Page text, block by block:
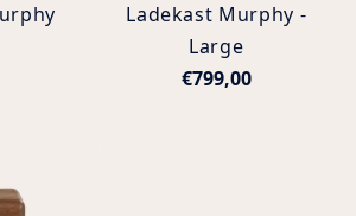
Ladekast Murphy -
Large
€799,00